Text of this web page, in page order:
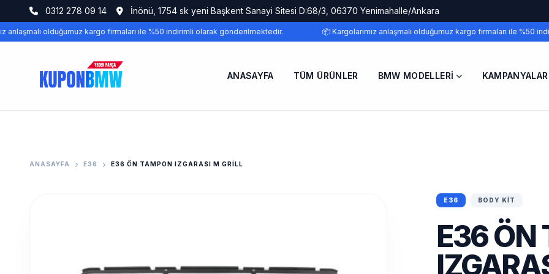
0312 278 09 14 İnönü, 1754 sk yeni Başkent Sanayi Sitesi D:68/3, 06370 Yenimahalle/Ankara
anlaşmalı olduğumuz kargo firmaları ile %50 indirimli olarak gönderilmektedir. 📦 Kargolarımız anlaşmalı olduğumuz kargo firmaları ile %50
ANASAYFA TÜM ÜRÜNLER BMW MODELLERI KAMPANYALAR
ANASAYFA E36 E36 ÖN TAMPON IZGARASI M GRİLL
E36 BODY KIT
E36 ÖN